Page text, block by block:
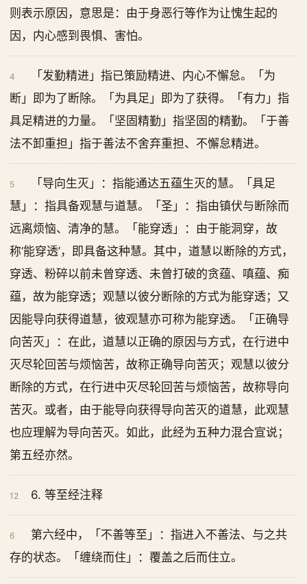
则表示原因，意思是：由于身恶行等作为让愧生起的
因，内心感到畏惧、害怕。
4
「发勤精进」指已策励精进、内心不懈怠。「为
断」即为了断除。「为具足」即为了获得。「有力」指
具足精进的力量。「坚固精勤」指坚固的精勤。「于善
法不卸重担」指于善法不舍弃重担、不懈怠精进。
5
「导向生灭」：指能通达五蕴生灭的慧。「具足
慧」：指具备观慧与道慧。「圣」：指由镇伏与断除而
远离烦恼、清净的慧。「能穿透」：由于能洞穿，故
称‘能穿透’，即具备这种慧。其中，道慧以断除的方式，
穿透、粉碎以前未曾穿透、未曾打破的贪蕴、嗔蕴、痴
蕴，故为能穿透；观慧以彼分断除的方式为能穿透；又
因能导向获得道慧，彼观慧亦可称为能穿透。「正确导
向苦灭」：在此，道慧以正确的原因与方式，在行进中
灭尽轮回苦与烦恼苦，故称正确导向苦灭；观慧以彼分
断除的方式，在行进中灭尽轮回苦与烦恼苦，故称导向
苦灭。或者，由于能导向获得导向苦灭的道慧，此观慧
也应理解为导向苦灭。如此，此经为五种力混合宣说；
第五经亦然。
12 6. 等至经注释
6
第六经中，「不善等至」：指进入不善法、与之共
存的状态。「缠绕而住」：覆盖之后而住立。